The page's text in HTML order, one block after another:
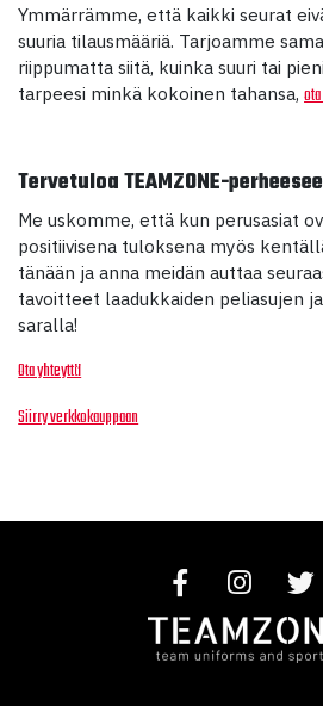
Ymmärrämme, että kaikki seurat
suuria tilausmääriä. Tarjoamme
riippumatta siitä, kuinka suuri tai
tarpeesi minkä kokoinen tahansa,
Tervetuloa TEAMZONE-
Me uskomme, että kun perusasiat
positiivisena tuloksena myös
tänään ja anna meidän auttaa
tavoitteet laadukkaiden peliasujen
saralla!
Ota yhteyttä
Siirry verkkokauppaan